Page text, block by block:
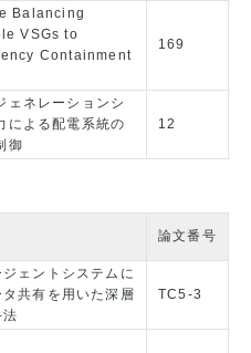
Balancing
VSGs to
Containment
169
ェネレーションシ
による配電系統の
御
12
論文番号
ェントシステムに
共有を用いた深層
TC5-3